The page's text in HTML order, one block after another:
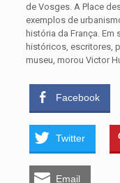
de Vosges. A Place
exemplos de
história da França. Em
históricos, escritores,
museu, morou Victor
Facebook
Twitter
Email